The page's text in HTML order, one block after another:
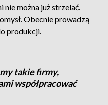
nie można już strzelać.
Obecnie prowadzą
produkcji.
takie firmy,
współpracować